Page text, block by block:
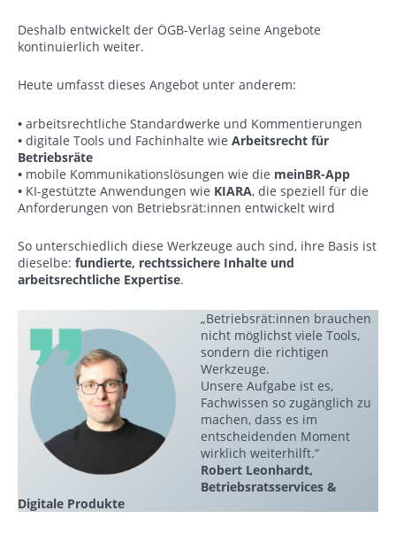
Deshalb entwickelt der ÖGB-Verlag seine Angebote
kontinuierlich weiter.
Heute umfasst dieses Angebot unter anderem:
• arbeitsrechtliche Standardwerke und Kommentierungen
• digitale Tools und Fachinhalte wie Arbeitsrecht für
Betriebsräte
• mobile Kommunikationslösungen wie die meinBR-App
• KI-gestützte Anwendungen wie KIARA, die speziell für die
Anforderungen von Betriebsrät:innen entwickelt wird
So unterschiedlich diese Werkzeuge auch sind, ihre Basis ist
dieselbe: fundierte, rechtssichere Inhalte und
arbeitsrechtliche Expertise.
„Betriebsrät:innen brauchen
nicht möglichst viele Tools,
sondern die richtigen
Werkzeuge.
Unsere Aufgabe ist es,
Fachwissen so zugänglich zu
machen, dass es im
entscheidenden Moment
wirklich weiterhilft.“
Robert Leonhardt,
Betriebsratsservices &
Digitale Produkte